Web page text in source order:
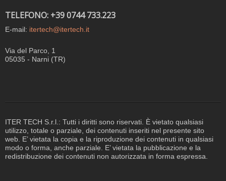
TELEFONO: +39 0744 733.223
E-mail: itertech@itertech.it
Via del Parco, 1
05035 - Narni (TR)
ITER TECH S.r.l.: Tutti i diritti sono riservati. È vietato qualsiasi
utilizzo, totale o parziale, dei contenuti inseriti nel presente sito
web. E’ vietata la copia e la riproduzione dei contenuti in qualsiasi
modo o forma, anche parziale. E’ vietata la pubblicazione e la
redistribuzione dei contenuti non autorizzata in forma espressa.